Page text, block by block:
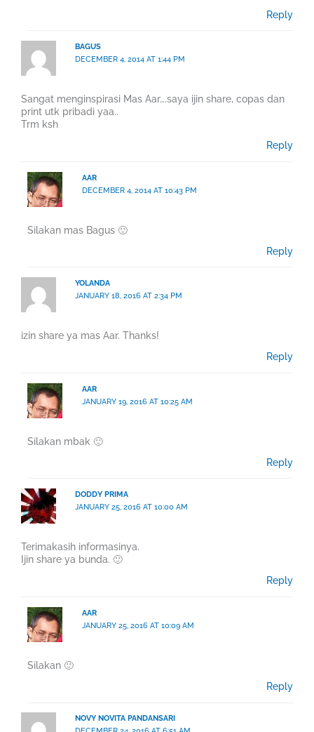
Reply
BAGUS
DECEMBER 4, 2014 AT 1:44 PM
Sangat menginspirasi Mas Aar….saya ijin share, copas dan
print utk pribadi yaa..
Trm ksh
Reply
AAR
DECEMBER 4, 2014 AT 10:43 PM
Silakan mas Bagus 🙂
Reply
YOLANDA
JANUARY 18, 2016 AT 2:34 PM
izin share ya mas Aar. Thanks!
Reply
AAR
JANUARY 19, 2016 AT 10:25 AM
Silakan mbak 🙂
Reply
DODDY PRIMA
JANUARY 25, 2016 AT 10:00 AM
Terimakasih informasinya.
Ijin share ya bunda. 🙂
Reply
AAR
JANUARY 25, 2016 AT 10:09 AM
Silakan 🙂
Reply
NOVY NOVITA PANDANSARI